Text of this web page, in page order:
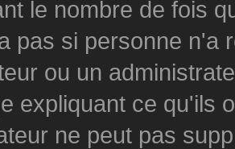
le nombre de fois
pas si personne n'a
ou un
expliquant ce qu'ils
ne peut pas